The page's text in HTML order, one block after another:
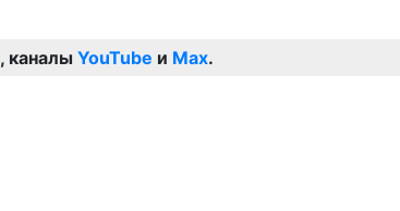
, каналы YouTube и Max.